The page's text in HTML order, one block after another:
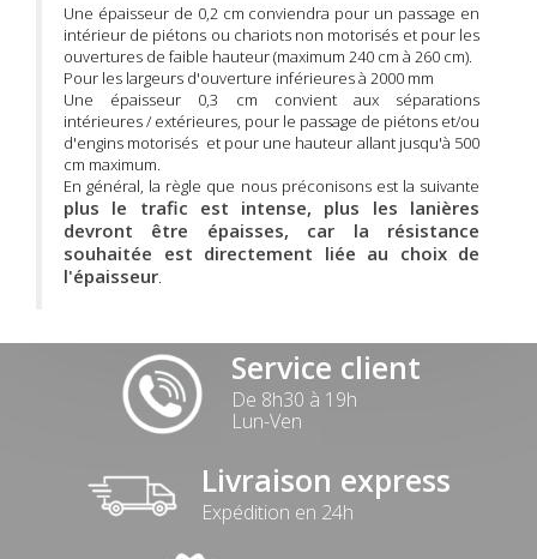
Une épaisseur de 0,2 cm conviendra pour un passage en
intérieur de piétons ou chariots non motorisés et pour les
ouvertures de faible hauteur (maximum 240 cm à 260 cm).
Pour les largeurs d'ouverture inférieures à 2000 mm
Une épaisseur 0,3 cm convient aux séparations
intérieures / extérieures, pour le passage de piétons et/ou
d'engins motorisés et pour une hauteur allant jusqu'à 500
cm maximum.
En général, la règle que nous préconisons est la suivante
plus le trafic est intense, plus les lanières
devront être épaisses, car la résistance
souhaitée est directement liée au choix de
l'épaisseur.
Service client
De 8h30 à 19h
Lun-Ven
Livraison express
Expédition en 24h